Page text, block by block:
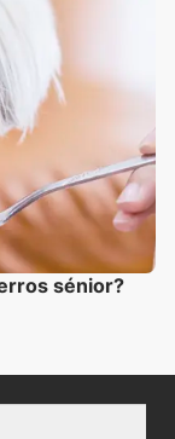
sénior?